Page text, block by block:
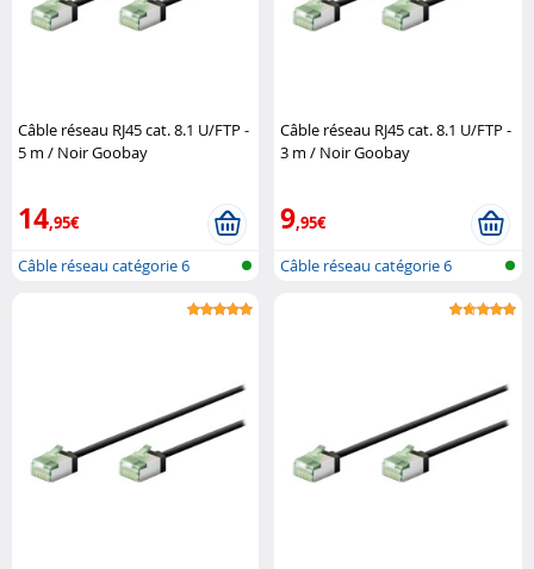
Câble réseau RJ45 cat. 8.1 U/FTP -
5 m / Noir Goobay
14,95€
Câble réseau catégorie 6
Câble réseau RJ45 cat. 8.1 U/FTP -
3 m / Noir Goobay
9,95€
Câble réseau catégorie 6